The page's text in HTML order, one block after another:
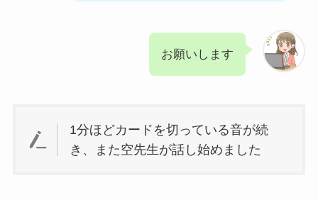
お願いします
1分ほどカードを切っている音が続
き、また空先生が話し始めました